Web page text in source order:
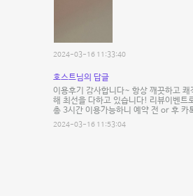
2024-03-16 11:33:40
호스트님의 답글
이용후기 감사합니다~ 항상 깨끗하고 쾌
해 최선을 다하고 있습니다! 리뷰이벤트
총 3시간 이용가능하니 예약 전 or 후 카
2024-03-16 11:53:04